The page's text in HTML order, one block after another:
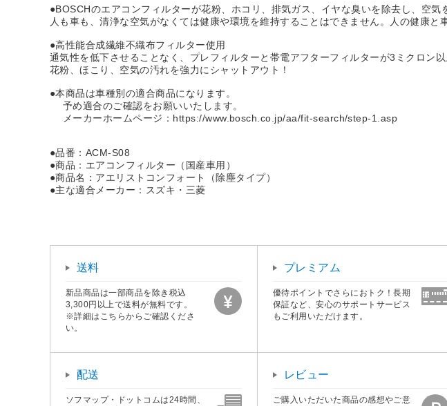
●BOSCHのエアコンフィルターが花粉、ホコリ、排気ガス、イヤな臭いを除去し、空気
人も車も、清浄な空気がなくては健康や環境を維持することはできません。人の健康と
●高性能合成繊維不織布フィルター使用
通気性を低下させることなく、プレフィルターと帯電アフターフィルターが3ミクロン
花粉、ほこり、空気の汚れを強力にシャットアウト！
●本商品は車種別の適合商品になります。
予め適合のご確認をお願いいたします。
メーカーホームページ：https://www.bosch.co.jp/aa/fit-search/step-1.asp
●品番：ACM-S08
●商品：エアコンフィルター（国産車用）
●商品名：アエリストコンフォート（除塵タイプ）
●主な適合メーカー：スズキ・三菱
送料
新品商品は一部商品を除き税込
3,300円以上で送料が無料です。
※詳細はこちらからご確認くださ
い。
プレミアム
優待ポイントでさらにおトク！長期
保証など、安心のサポートサービス
もご利用いただけます。
配送
ソフマップ・ドットコムは24時間、
レビュー
ご購入いただいた商品の感想やご意